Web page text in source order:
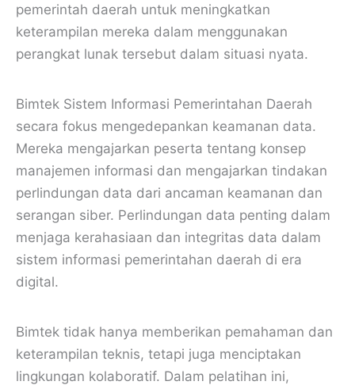
pemerintah daerah untuk meningkatkan
keterampilan mereka dalam menggunakan
perangkat lunak tersebut dalam situasi nyata.
Bimtek Sistem Informasi Pemerintahan Daerah
secara fokus mengedepankan keamanan data.
Mereka mengajarkan peserta tentang konsep
manajemen informasi dan mengajarkan tindakan
perlindungan data dari ancaman keamanan dan
serangan siber. Perlindungan data penting dalam
menjaga kerahasiaan dan integritas data dalam
sistem informasi pemerintahan daerah di era
digital.
Bimtek tidak hanya memberikan pemahaman dan
keterampilan teknis, tetapi juga menciptakan
lingkungan kolaboratif. Dalam pelatihan ini,